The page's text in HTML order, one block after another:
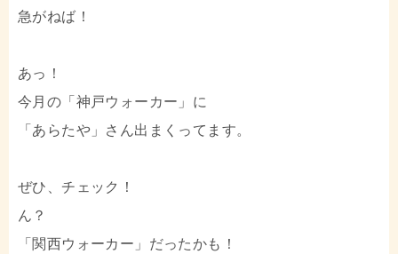
急がねば！
あっ！
今月の「神戸ウォーカー」に
「あらたや」さん出まくってます。
ぜひ、チェック！
ん？
「関西ウォーカー」だったかも！